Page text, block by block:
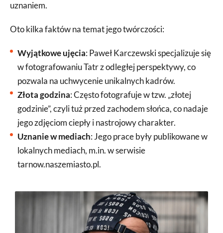
uznaniem.
Oto kilka faktów na temat jego twórczości:
Wyjątkowe ujęcia: Paweł Karczewski specjalizuje się
w fotografowaniu Tatr z odległej perspektywy, co
pozwala na uchwycenie unikalnych kadrów.
Złota godzina: Często fotografuje w tzw. „złotej
godzinie”, czyli tuż przed zachodem słońca, co nadaje
jego zdjęciom ciepły i nastrojowy charakter.
Uznanie w mediach: Jego prace były publikowane w
lokalnych mediach, m.in. w serwisie
tarnow.naszemiasto.pl.